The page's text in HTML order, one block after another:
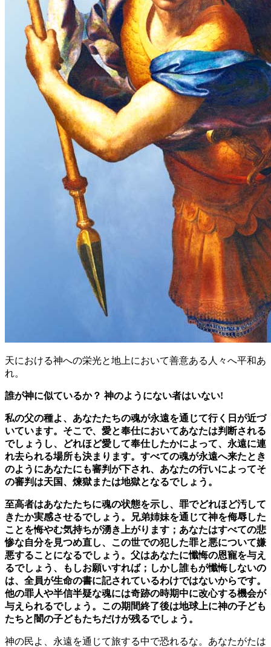
天における神への栄光と地上において善意ある人々へ平和あ
れ。
誰が神に似ているか？ 神のようにない者はいない!
私の父の種よ、あなたたちの魂が永遠を通じて行く日が近づ
いています。そこで、愛と奉仕においてあなたは判断される
でしょうし、どれほど愛して奉仕したかによって、永遠に連
れ去られる場所も決まります。すべての魂が永遠へ来たとき
のようにあなたにも審判が下され、あなたの行いによってそ
の審判は天国、煉獄または地獄となるでしょう。
至高者はあなたたちに魂の状態を示し、罪でどれほど汚して
きたか実感させるでしょう。兄弟姉妹を通じて神を侮辱した
ことを悔やむ気持ちが湧き上がります；あなたはすべての悲
惨な自分を見つめ直し、この世での犯した罪と悪について嫌
悪することになるでしょう。父はあなたに懺悔の恩寵を与え
るでしょう、もしお願いすれば；しかし誰もが懺悔しないの
は、全員が生命の書に記されているわけではないからです。
他の罪人や半信半疑な魂には奇跡の時期中に改心する機会が
与えられるでしょう。この期間終了後は地球上に神の子ども
たちと闇の子どもたちだけが残るでしょう。
神の民よ、永遠を通じて旅する中で恐れるな。あなたがたは